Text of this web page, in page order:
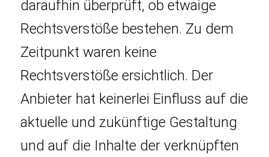
daraufhin überprüft, ob etwaige
Rechtsverstöße bestehen. Zu dem
Zeitpunkt waren keine
Rechtsverstöße ersichtlich. Der
Anbieter hat keinerlei Einfluss auf die
aktuelle und zukünftige Gestaltung
und auf die Inhalte der verknüpften